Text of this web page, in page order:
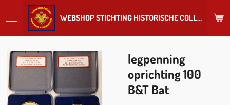
direct
hoofdinhoud
WEBSHOP STICHTING HISTORISCHE COLLECTIE REGIMENT
legpenning
oprichting 100
B&T Bat